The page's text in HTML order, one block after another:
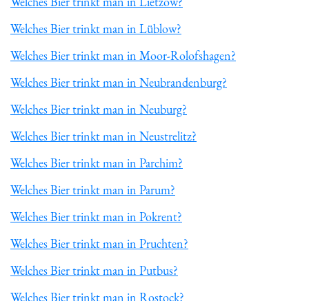
Welches Bier trinkt man in Lüblow?
Welches Bier trinkt man in Moor-Rolofshagen?
Welches Bier trinkt man in Neubrandenburg?
Welches Bier trinkt man in Neuburg?
Welches Bier trinkt man in Neustrelitz?
Welches Bier trinkt man in Parchim?
Welches Bier trinkt man in Parum?
Welches Bier trinkt man in Pokrent?
Welches Bier trinkt man in Pruchten?
Welches Bier trinkt man in Putbus?
Welches Bier trinkt man in Rostock?